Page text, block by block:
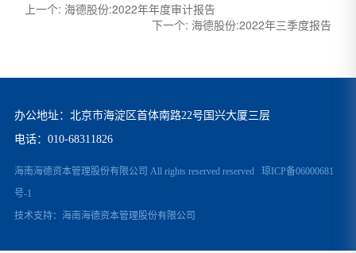
上一个: 海德股份:2022年年度审计报告
下一个: 海德股份:2022年三季度报告
办公地址：北京市海淀区首体南路22号国兴大厦三层
电话： 010-68311826
海南海德资本管理股份有限公司 All rights reserved reserved 琼ICP备06000681
号-1
技术支持： 海南海德资本管理股份有限公司